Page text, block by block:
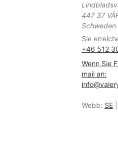
447 37
Schweden
Sie
+46 512
Wenn Sie
mail an:
Webb: SE|